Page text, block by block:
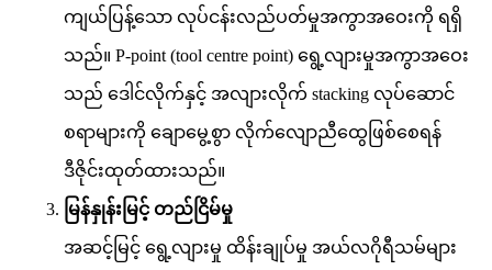
ကျယ်ပြန့်သော လုပ်ငန်းလည်ပတ်မှုအကွာအဝေးကို ရရှိ
သည်။ P-point (tool centre point) ရွေ့လျားမှုအကွာအဝေး
သည် ဒေါင်လိုက်နှင့် အလျားလိုက် stacking လုပ်ဆောင်
စရာများကို ချောမွေ့စွာ လိုက်လျောညီထွေဖြစ်စေရန်
ဒီဇိုင်းထုတ်ထားသည်။
မြန်နှုန်းမြင့် တည်ငြိမ်မှု
အဆင့်မြင့် ရွေ့လျားမှု ထိန်းချုပ်မှု အယ်လဂိုရီသမ်များ